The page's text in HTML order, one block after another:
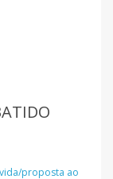
proposta ao